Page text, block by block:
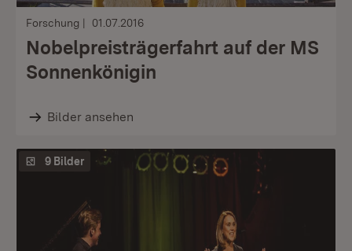
Forschung 01.07.2016
Nobelpreisträgerfahrt auf der MS
Sonnenkönigin
Bilder ansehen
9 Bilder